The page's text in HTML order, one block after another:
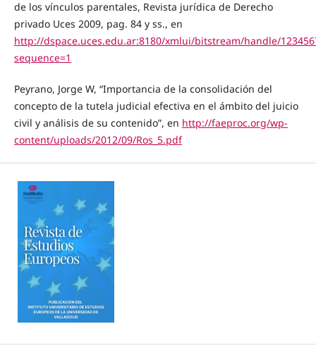
de los vínculos parentales, Revista jurídica de Derecho
privado Uces 2009, pag. 84 y ss., en
http://dspace.uces.edu.ar:8180/xmlui/bitstream/handle/
sequence=1
Peyrano, Jorge W, “Importancia de la consolidación del
concepto de la tutela judicial efectiva en el ámbito del juicio
civil y análisis de su contenido”, en http://faeproc.org/wp-
content/uploads/2012/09/Ros_5.pdf